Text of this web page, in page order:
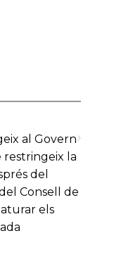
al Govern
restringeix la
del
Consell de
els